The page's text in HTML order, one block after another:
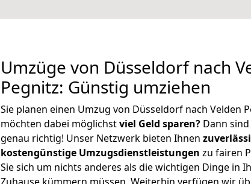
Umzüge von Düsseldorf nach
Pegnitz: Günstig umziehen
Sie planen einen Umzug von Düsseldorf nach Velden
möchten dabei möglichstviel Geld sparen? Dann
genau richtig! Unser Netzwerk bieten Ihnen
kostengünstige Umzugsdienstleistungen zu fairen
Sie sich um nichts anderes als die wichtigen Dinge in